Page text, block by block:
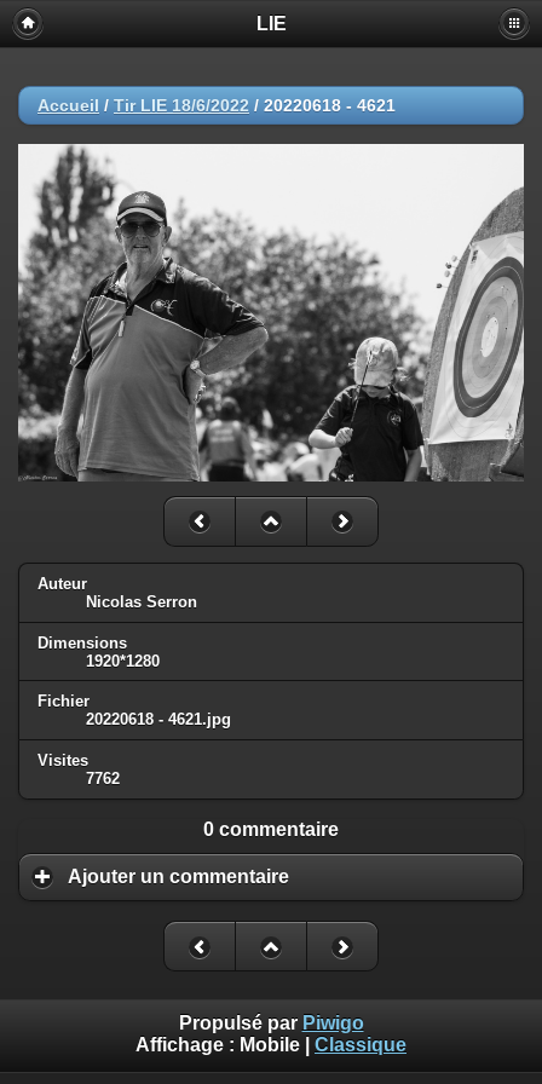
LIE
Accueil / Tir LIE 18/6/2022 / 20220618 - 4621
Auteur
Nicolas Serron
Dimensions
1920*1280
Fichier
20220618 - 4621.jpg
Visites
7762
0 commentaire
Ajouter un commentaire
Propulsé par Piwigo
Affichage : Mobile Classique